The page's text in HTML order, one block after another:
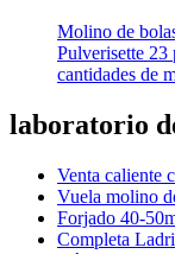
Molino de
Pulverisette 23
cantidades de
laboratorio
Venta caliente
Vuela molino
Forjado 40-
Completa